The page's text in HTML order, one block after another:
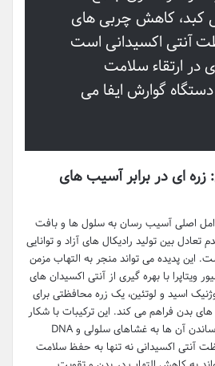
کبد، کاهش چربی های
آنتی اکسیدانی است
در ارتقاء سلامت
گوارش ایفا می
ای در برابر آسیب های
اصلی آسیب رسان به سلول ها و بافت
بین تولید رادیکال های آزاد و توانایی
این پدیده می تواند منجر به التهاب مزمن
ویتاپرا با بهره گیری از آنتی اکسیدان های
اسید و لوتئین، یک زره محافظتی برای
بدن فراهم می کند. این ترکیبات با شکار
رادیکال های آزاد، از آسیب رساندن آن ها به غشاهای سلولی و DNA
آنتی اکسیدانی نه تنها به حفظ سلامت